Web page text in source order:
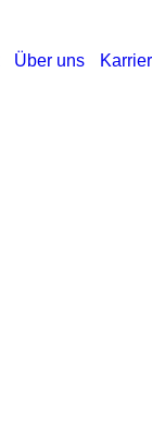
Über uns